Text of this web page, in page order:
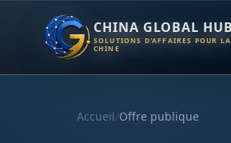
CHINA GLOBAL HUB
SOLUTIONS D'AFFAIRES POUR LA
CHINE
Accueil/Offre publique